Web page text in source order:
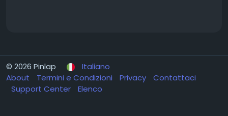
© 2026 Pinlap
Italiano
About
Termini e Condizioni Privacy
Contattaci
Support Center
Elenco